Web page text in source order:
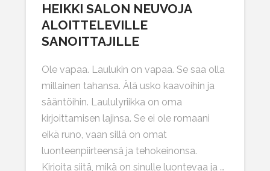
HEIKKI SALON NEUVOJA
ALOITTELEVILLE
SANOITTAJILLE
Ole vapaa. Laulukin on vapaa. Se saa olla
millainen tahansa. Älä usko kaavoihin ja
sääntöihin. Laululyriikka on oma
kirjoittamisen lajinsa. Se ei ole romaani
eikä runo, vaan sillä on omat
luonteenpiirteensä ja tehokeinonsa.
Kirjoita siitä, mikä on sinulle luontevaa ja …